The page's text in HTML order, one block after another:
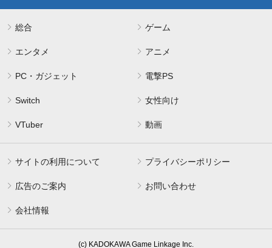
総合 ゲーム
エンタメ アニメ
PC・ガジェット 電撃PS
Switch 女性向け
VTuber 動画
サイトの利用について プライバシーポリシー
広告のご案内 お問い合わせ
会社情報
(c) KADOKAWA Game Linkage Inc.